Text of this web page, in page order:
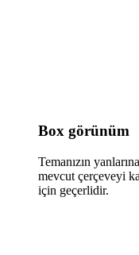
Box görünüm
Temanızın
mevcut çerçeveyi
için geçerlidir.